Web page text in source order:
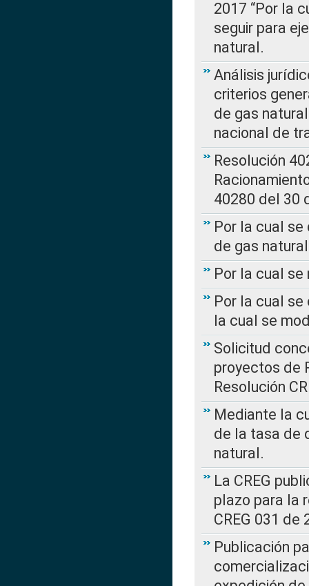
2017 “Por la
seguir para
natural.
Análisis
criterios
de gas
nacional de
Resolución
40280 del 30
Por la cual
de gas natural
Por la cual se
Por la cual se
la cual se
Solicitud
proyectos de
Resolución
Mediante la
de la tasa de
natural.
La CREG
plazo para la
CREG 031 de
Publicación